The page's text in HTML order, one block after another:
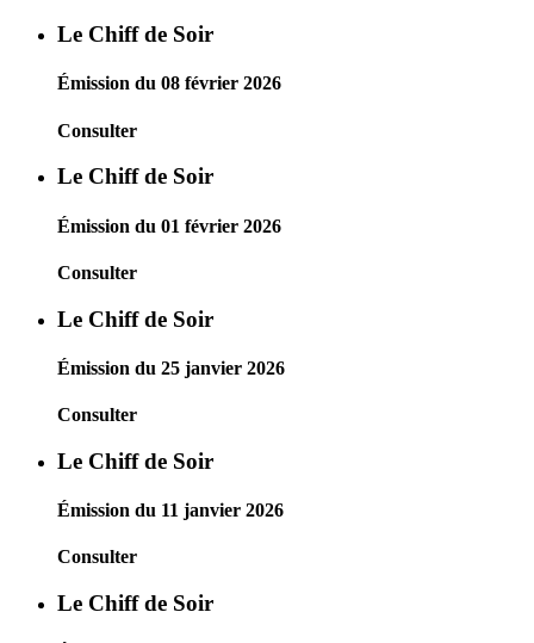
Le Chiff de Soir
Émission du 08 février 2026
Consulter
Le Chiff de Soir
Émission du 01 février 2026
Consulter
Le Chiff de Soir
Émission du 25 janvier 2026
Consulter
Le Chiff de Soir
Émission du 11 janvier 2026
Consulter
Le Chiff de Soir